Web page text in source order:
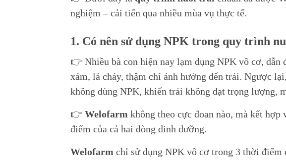
nghiệm – cải tiến qua nhiều mùa vụ thực tế.
1. Có nên sử dụng NPK trong quy trình
👉 Nhiều bà con hiện nay lạm dụng NPK vô cơ, dẫn
xám, lá cháy, thậm chí ảnh hưởng đến trái. Ngược
không dùng NPK, khiến trái không đạt trọng lượng,
👉 Welofarm không theo cực đoan nào, mà kết hợp
điểm của cả hai dòng dinh dưỡng.
Welofarm chỉ sử dụng NPK vô cơ trong 3 thời điểm